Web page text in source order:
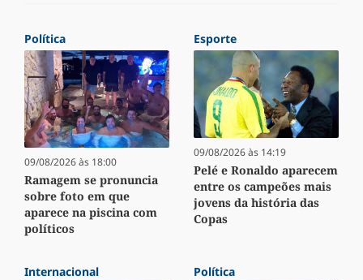
Política
09/08/2026 às 18:00
Ramagem se pronuncia
sobre foto em que
aparece na piscina com
políticos
Esporte
09/08/2026 às 14:19
Pelé e Ronaldo aparecem
entre os campeões mais
jovens da história das
Copas
Internacional Política